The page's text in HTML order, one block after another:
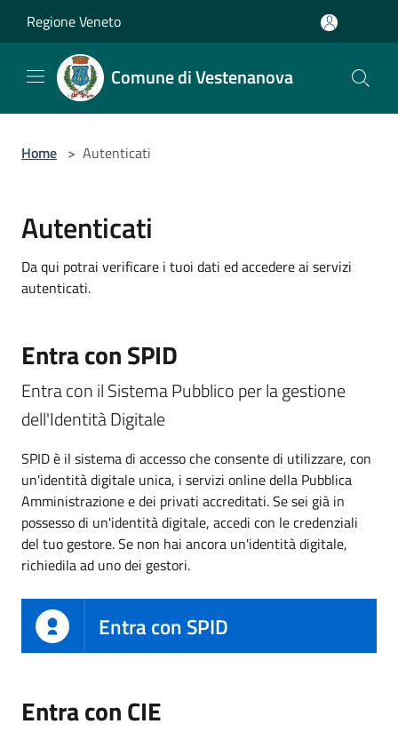
Regione Veneto
Comune di Vestenanova
Home > Autenticati
Autenticati
Da qui potrai verificare i tuoi dati ed accedere ai servizi
autenticati.
Entra con SPID
Entra con il Sistema Pubblico per la gestione
dell'Identità Digitale
SPID è il sistema di accesso che consente di utilizzare, con
un'identità digitale unica, i servizi online della Pubblica
Amministrazione e dei privati accreditati. Se sei già in
possesso di un'identità digitale, accedi con le credenziali
del tuo gestore. Se non hai ancora un'identità digitale,
richiedila ad uno dei gestori.
Entra con SPID
Entra con CIE